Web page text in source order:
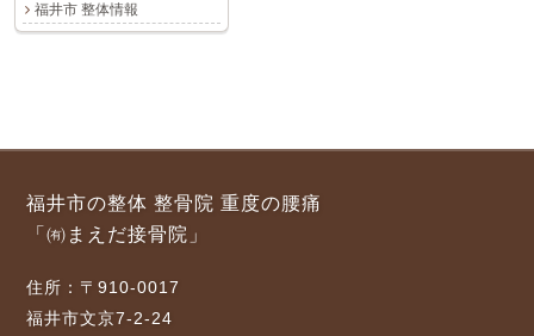
福井市 整体情報
福井市の整体 整骨院 重度の腰痛
「㈲まえだ接骨院」
住所：〒910-0017
福井市文京7-2-24